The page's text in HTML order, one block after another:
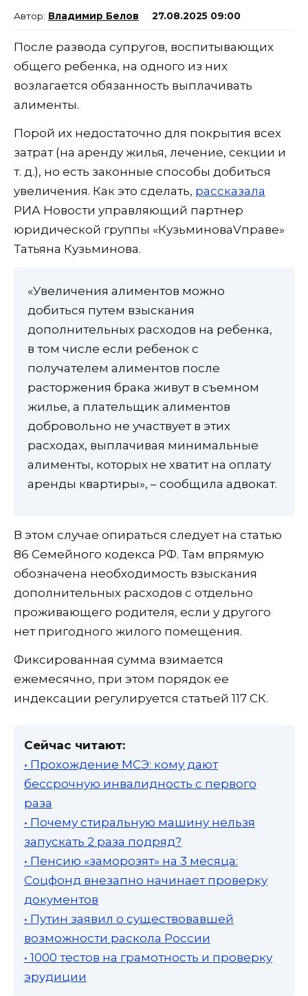
Владимир Белов 27.08.2025 09:00
После развода супругов, воспитывающих
общего ребенка, на одного из них
возлагается обязанность выплачивать
алименты.
Порой их недостаточно для покрытия всех
затрат (на аренду жилья, лечение, секции и
т. д.), но есть законные способы добиться
увеличения. Как это сделать, рассказала
РИА Новости управляющий партнер
юридической группы «КузьминоваVправе»
Татьяна Кузьминова.
«Увеличения алиментов можно
добиться путем взыскания
дополнительных расходов на ребенка,
в том числе если ребенок с
получателем алиментов после
расторжения брака живут в съемном
жилье, а плательщик алиментов
добровольно не участвует в этих
расходах, выплачивая минимальные
алименты, которых не хватит на оплату
аренды квартиры», – сообщила адвокат.
В этом случае опираться следует на статью
86 Семейного кодекса РФ. Там впрямую
обозначена необходимость взыскания
дополнительных расходов с отдельно
проживающего родителя, если у другого
нет пригодного жилого помещения.
Фиксированная сумма взимается
ежемесячно, при этом порядок ее
индексации регулируется статьей 117 СК.
Сейчас читают:
• Прохождение МСЭ: кому дают
бессрочную инвалидность с первого
раза
• Почему стиральную машину нельзя
запускать 2 раза подряд?
• Пенсию «заморозят» на 3 месяца:
Соцфонд внезапно начинает проверку
документов
• Путин заявил о существовавшей
возможности раскола России
• 1000 тестов на грамотность и проверку
эрудиции